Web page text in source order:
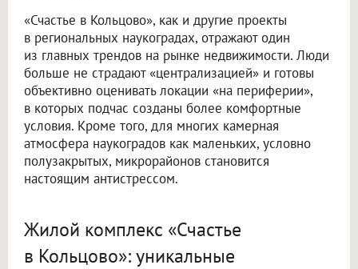
«Счастье в Кольцово», как и другие проекты
в региональных наукоградах, отражают один
из главных трендов на рынке недвижимости. Люди
больше не страдают «централизацией» и готовы
объективно оценивать локации «на периферии»,
в которых подчас созданы более комфортные
условия. Кроме того, для многих камерная
атмосфера наукоградов как маленьких, условно
полузакрытых, микрорайонов становится
настоящим антистрессом.
Жилой комплекс «Счастье
в Кольцово»: уникальные